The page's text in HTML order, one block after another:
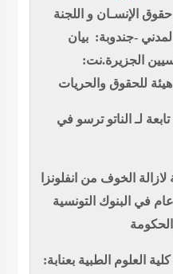
الإنسـان و اللجنة
-جندوبة: بيان
الجزيرة.نت:
للحقوق والحريات
لـ الناتو ترسو في
الخوف من انفلونزا
في البنوك التونسية
العلوم الطبية بعنابة: